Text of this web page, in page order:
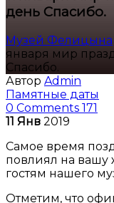
день Спасибо.
Музей Фелицына
января мир
Спасибо.
Автор Admin
Памятные даты
0 Comments 171
11 Янв 2019
Самое время
повлиял на вашу
гостям нашего
Отметим, что